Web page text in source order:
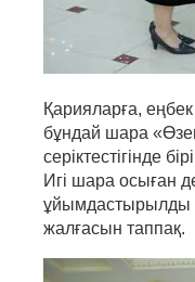
Қарияларға,
бұндай шара
серіктестігінде
Игі шара осыған
ұйымдастырылды
жалғасын таппақ.